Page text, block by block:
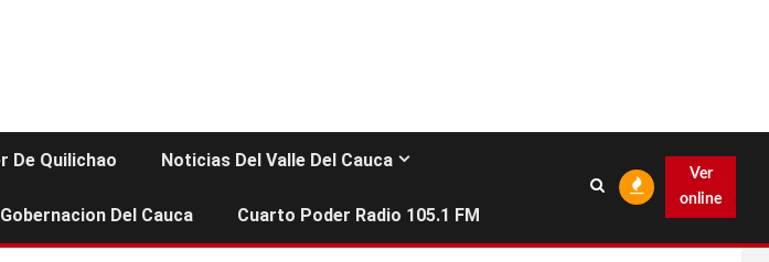
De Quilichao Noticias Del Valle Del Cauca
Del Cauca Cuarto Poder Radio 105.1 FM
Ver
online